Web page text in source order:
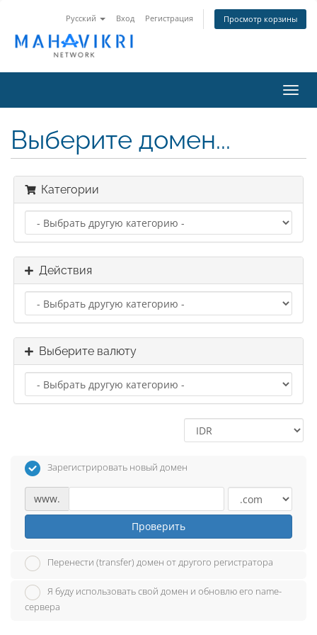
Русский Вход Регистрация Просмотр корзины
Выберите домен...
Категории
Действия
Выберите валюту
Зарегистрировать новый домен
www.
Проверить
Перенести (transfer) домен от другого регистратора
Я буду использовать свой домен и обновлю его name-
сервера